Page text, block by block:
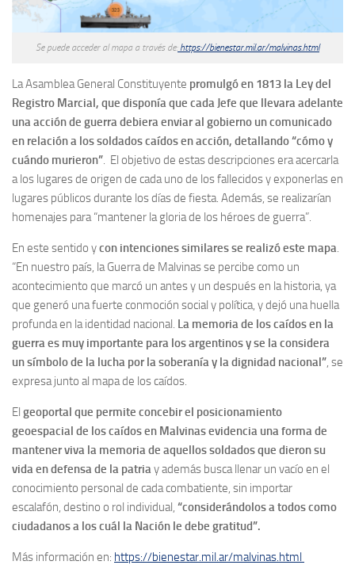
Se puede acceder al mapa a través de:https://bienestar.mil.ar/malvinas.html
La Asamblea General Constituyente promulgó en 1813 la Ley del
Registro Marcial, que disponía que cada Jefe que llevara adelante
una acción de guerra debiera enviar al gobierno un comunicado
en relación a los soldados caídos en acción, detallando “cómo y
cuándo murieron” . El objetivo de estas descripciones era acercarla
a los lugares de origen de cada uno de los fallecidos y exponerlas en
lugares públicos durante los días de fiesta. Además, se realizarían
homenajes para “mantener la gloria de los héroes de guerra”.
En este sentido ycon intenciones similares se realizó este mapa
“En nuestro país, la Guerra de Malvinas se percibe como un
acontecimiento que marcó un antes y un después en la historia, ya
que generó una fuerte conmoción social y política, y dejó una huella
profunda en la identidad nacional. La memoria de los caídos en la
guerra es muy importante para los argentinos y se la considera
un símbolo de la lucha por la soberanía y la dignidad nacional” , se
expresa junto al mapa de los caídos.
El geoportal que permite concebir el posicionamiento
geoespacial de los caídos en Malvinas evidencia una forma de
mantener viva la memoria de aquellos soldados que dieron su
vida en defensa de la patria y además busca llenar un vacío en el
conocimiento personal de cada combatiente, sin importar
escalafón, destino o rol individual, “considerándolos a todos como
ciudadanos a los cuál la Nación le debe gratitud”.
Más información en: https://bienestar.mil.ar/malvinas.html